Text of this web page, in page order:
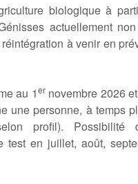
biologique à
actuellement
à venir en
au 1ernovembre 2026
une personne, à temps
profil). Possibilité
test en juillet, août,